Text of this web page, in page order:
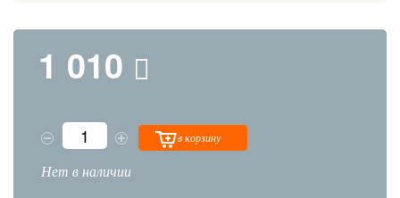
1 010
в корзину
Нет в наличии